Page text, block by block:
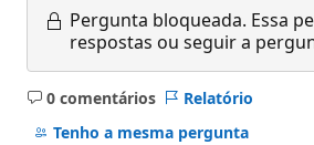
Pergunta bloqueada. Essa
respostas ou seguir a
0 comentários
Sem
comentários
Relatório
Tenho a mesma pergunta